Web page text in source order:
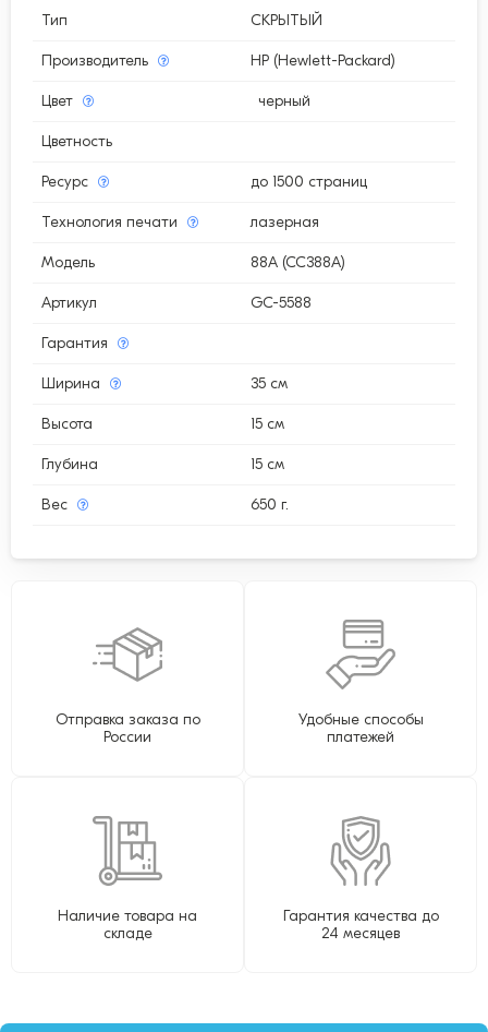
Тип СКРЫТЫЙ
Производитель HP (Hewlett-Packard)
Цвет черный
Цветность
Ресурс до 1500 страниц
Технология печати лазерная
Модель 88A (CC388A)
Артикул GC-5588
Гарантия
Ширина 35 см
Высота 15 см
Глубина 15 см
Вес 650 г.
Отправка заказа по
России
Удобные способы
платежей
Наличие товара на
складе
Гарантия качества до
24 месяцев